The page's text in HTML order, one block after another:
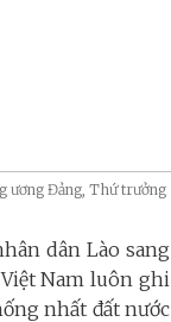
ương Đảng, Thứ trưởng
dân Lào sang
Nam luôn ghi
nhất đất nước